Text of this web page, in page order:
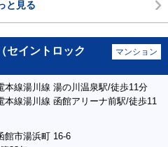
と見る
セイントロック
マンション
本線湯川線 湯の川温泉駅/徒歩11分
本線湯川線 函館アリーナ前駅/徒歩11
館市湯浜町 16-6